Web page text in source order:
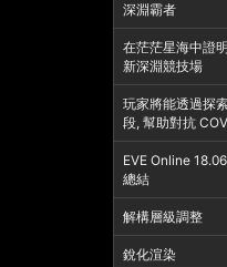
深淵霸者
在茫茫星海中證
新深淵競技場
玩家將能透過探
段, 幫助對抗
EVE Online
總結
解構層級調整
銳化渲染